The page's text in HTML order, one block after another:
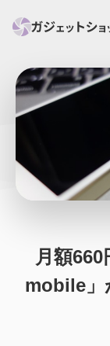
セール情報 ス
回線 iPhone
月額
mobile」